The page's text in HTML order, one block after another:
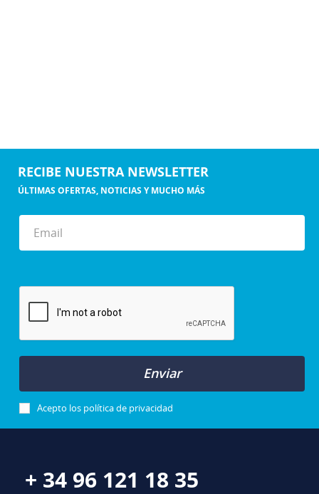
RECIBE NUESTRA NEWSLETTER
ÚLTIMAS OFERTAS, NOTICIAS Y MUCHO MÁS
Enviar
Acepto los política de privacidad
+ 34 96 121 18 35